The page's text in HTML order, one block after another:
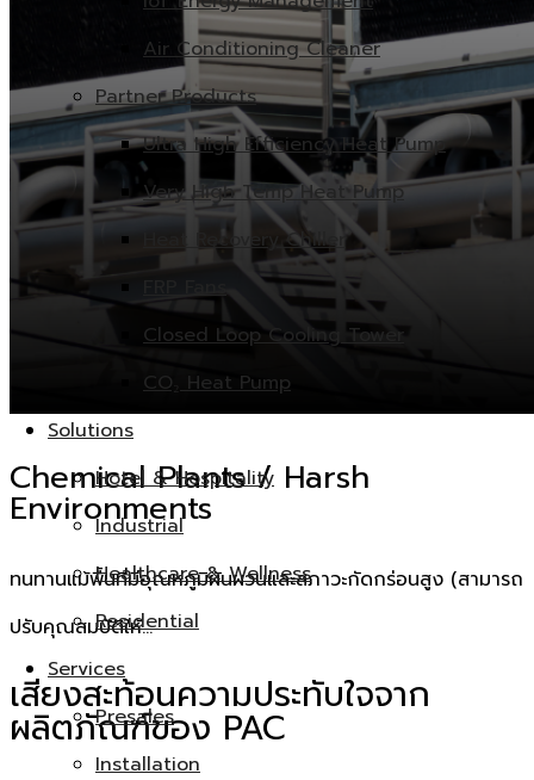
Air Conditioning Cleaner
Partner Products
Ultra High Efficiency Heat Pump
Very High Temp Heat Pump
Heat Recovery Chiller
Closed Loop Cooling Tower
CO₂ Heat Pump
Solutions
Hotel & Hospitality
Industrial
Healthcare & Wellness
Residential
Services
Presales
Installation
Chemical Plants / Harsh
Environments
ทนทานแม้พื้นที่มีอุณหภูมิผันผวนและสภาวะกัดกร่อนสูง (สามารถ
ปรับคุณสมบัติให้…
เสียงสะท้อนความประทับใจจาก
ผลิตภัณฑ์ของ PAC